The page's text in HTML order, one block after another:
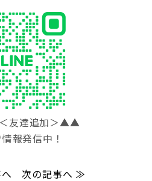
友達追加＞▲▲
報発信中！
次の記事へ ≫